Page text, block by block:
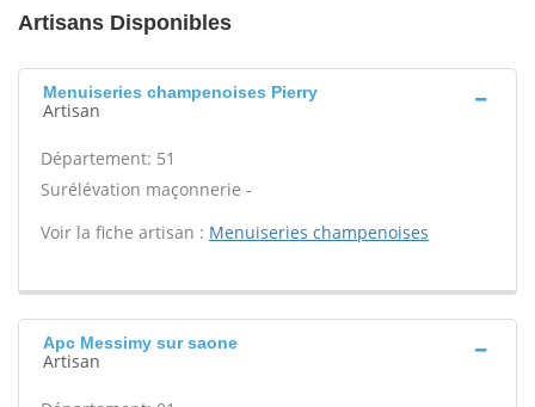
Artisans Disponibles
Menuiseries champenoises Pierry
Artisan
Département: 51
Surélévation maçonnerie -
Voir la fiche artisan : Menuiseries champenoises
Apc Messimy sur saone
Artisan